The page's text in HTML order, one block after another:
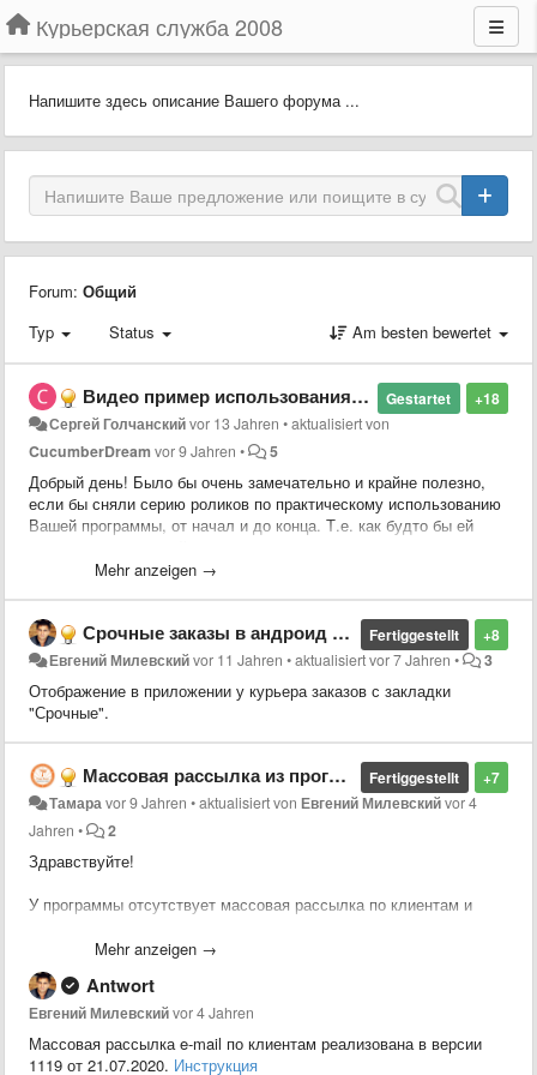
Курьерская служба 2008
Напишите здесь описание Вашего форума ...
Forum: Общий
Typ
Status Am besten bewertet
+18
Gestartet
Видео пример использования программы
Сергей Голчанскийvor 13 Jahren •aktualisiert von
CucumberDream vor 9 Jahren • 5
Добрый день! Было бы очень замечательно и крайне полезно,
если бы сняли серию роликов по практическому использованию
Вашей программы, от начал и до конца. Т.е. как будто бы ей
приема заказ создания заявки, назначения ее курьерам и т.д.
Mehr anzeigen →
+8
Fertiggestellt
Срочные заказы в андроид приложении
Евгений Милевскийvor 11 Jahren •aktualisiertvor 7 Jahren • 3
Отображение в приложении у курьера заказов с закладки
"Срочные".
+7
Fertiggestellt
Массовая рассылка из программы
Тамараvor 9 Jahren •aktualisiert vonЕвгений Милевскийvor 4
Jahren • 2
Здравствуйте!
У программы отсутствует массовая рассылка по клиентам и
Например было бы удобно делать общую рассылка по e-mail/
телефону.
К примеру, компания решила сделать изменения по з/п и всем
курьерам рассылка пришла.
Или например, поздравления с праздников для клиентов и так
далее.
Mehr anzeigen →
Antwort
Евгений Милевскийvor 4 Jahren
Массовая рассылка e-mail по клиентам реализована в версии
1119 от 21.07.2020. Инструкция